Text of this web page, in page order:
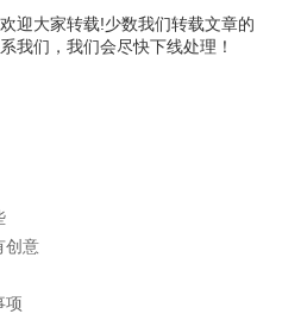
迎大家转载!少数我们转载文章的
我们，我们会尽快下线处理！
创意
项